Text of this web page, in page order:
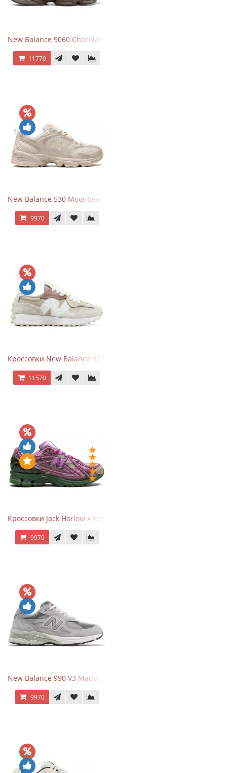
New Balance 9060 Chocolate Brown
11770
New Balance 530 Moonbeam Sea Salt
9970
Кроссовки New Balance 327 Beige Pink
11570
Кроссовки Jack Harlow x New Balance 1906r Kentucky Derby
9970
New Balance 990 V3 Made in USA Grey
9970